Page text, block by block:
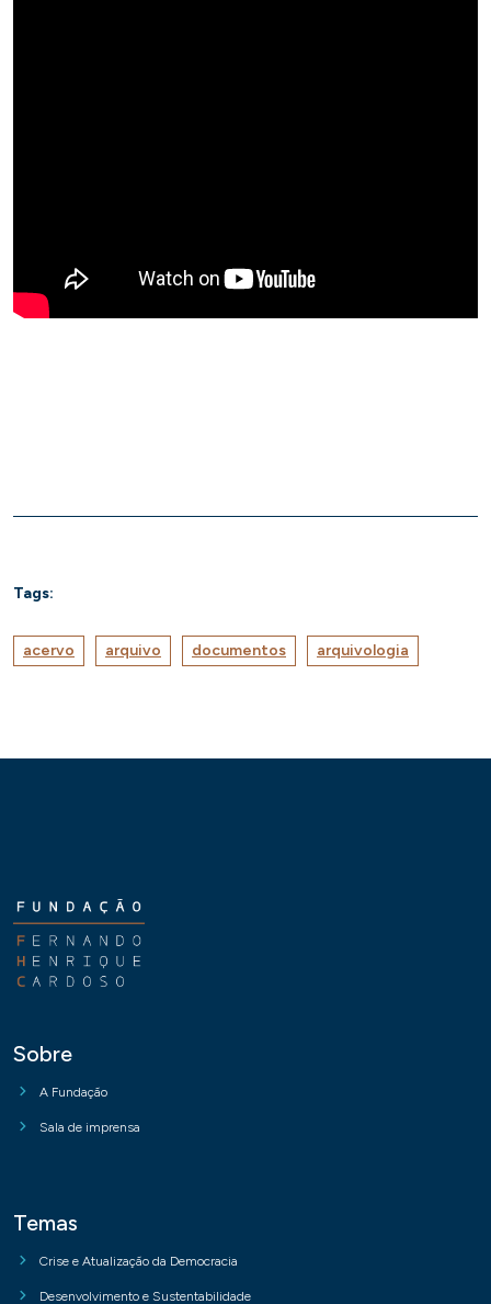
Tags:
acervo arquivo documentos arquivologia
Sobre
A Fundação
Sala de imprensa
Temas
Crise e Atualização da Democracia
Desenvolvimento e Sustentabilidade